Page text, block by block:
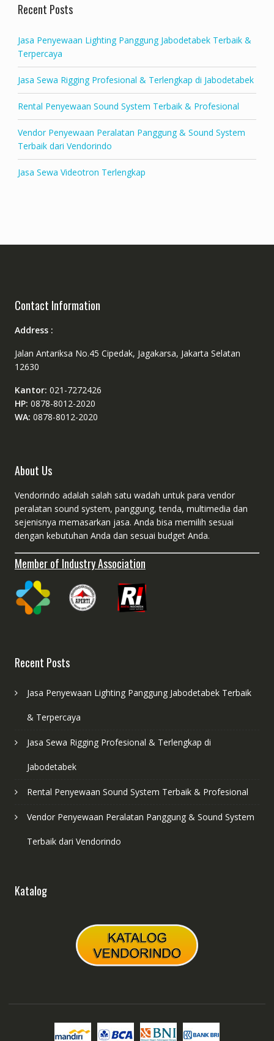
Recent Posts
Jasa Penyewaan Lighting Panggung Jabodetabek Terbaik &
Terpercaya
Jasa Sewa Rigging Profesional & Terlengkap di Jabodetabek
Rental Penyewaan Sound System Terbaik & Profesional
Vendor Penyewaan Peralatan Panggung & Sound System
Terbaik dari Vendorindo
Jasa Sewa Videotron Terlengkap
Contact Information
Address :
Jalan Antariksa No.45 Cipedak, Jagakarsa, Jakarta Selatan
12630
Kantor: 021-7272426
HP: 0878-8012-2020
WA: 0878-8012-2020
About Us
Vendorindo adalah salah satu wadah untuk para vendor
peralatan sound system, panggung, tenda, multimedia dan
sejenisnya memasarkan jasa. Anda bisa memilih sesuai
dengan kebutuhan Anda dan sesuai budget Anda.
Member of Industry Association
Recent Posts
Jasa Penyewaan Lighting Panggung Jabodetabek Terbaik
& Terpercaya
Jasa Sewa Rigging Profesional & Terlengkap di
Jabodetabek
Rental Penyewaan Sound System Terbaik & Profesional
Vendor Penyewaan Peralatan Panggung & Sound System
Terbaik dari Vendorindo
Katalog